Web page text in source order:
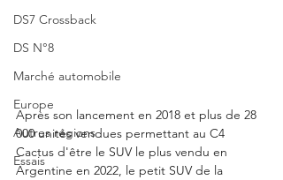
DS7 Crossback
DS N°8
Marché automobile
Europe
Autres régions
Essais
Après son lancement en 2018 et plus de 28
000 unités vendues permettant au C4
Cactus d'être le SUV le plus vendu en
Argentine en 2022, le petit SUV de la